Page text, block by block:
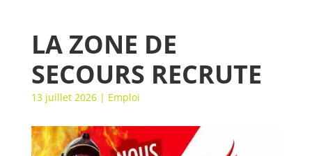
LA ZONE DE
SECOURS RECRUTE
13 juillet 2026| Emploi